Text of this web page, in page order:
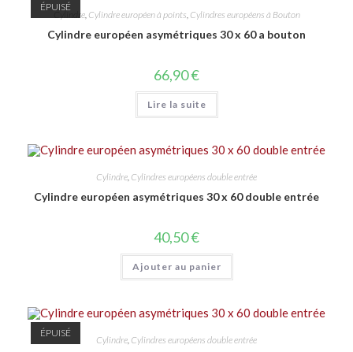
ÉPUISÉ
Cylindre, Cylindre européen à points Cylindres européens à Bouton
Cylindre européen asymétriques 30 x 60 a bouton
66,90€
Lire la suite
Cylindre, Cylindres européens double entrée
Cylindre européen asymétriques 30 x 60 double entrée
40,50€
Ajouter au panier
ÉPUISÉ
Cylindre, Cylindres européens double entrée